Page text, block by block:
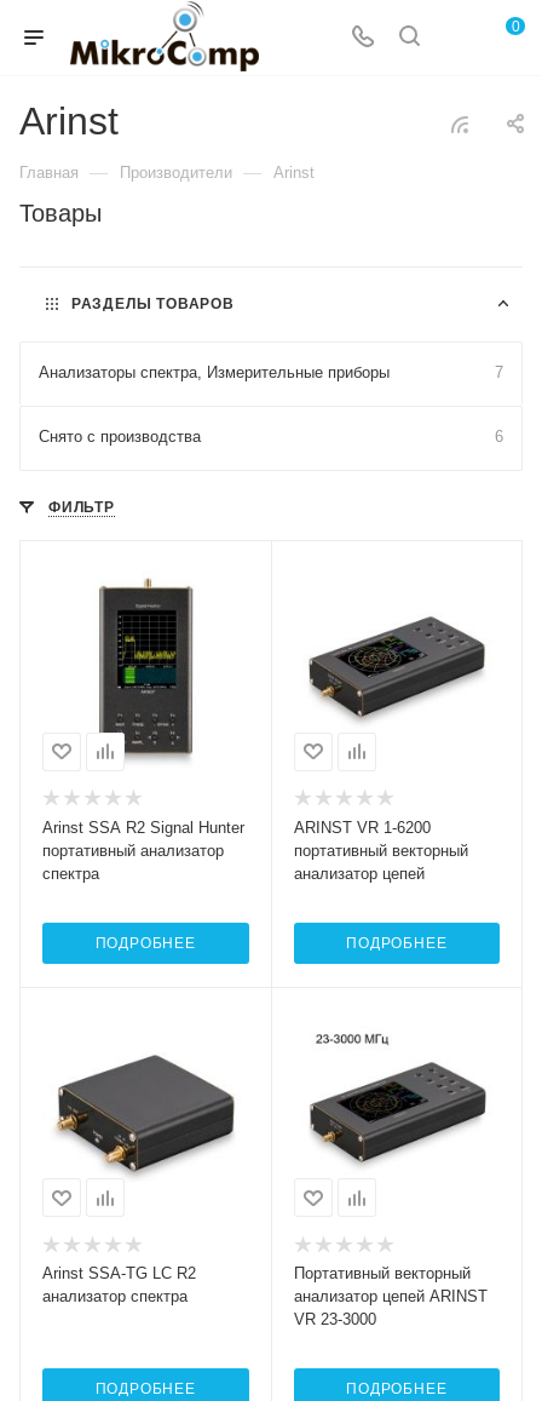
0
Arinst
Главная — Производители — Arinst
Товары
РАЗДЕЛЫ ТОВАРОВ
Анализаторы спектра, Измерительные приборы 7
Снято с производства 6
ФИЛЬТР
Arinst SSA R2 Signal Hunter
портативный анализатор
спектра
ПОДРОБНЕЕ
ARINST VR 1-6200
портативный векторный
анализатор цепей
ПОДРОБНЕЕ
Arinst SSA-TG LC R2
анализатор спектра
ПОДРОБНЕЕ
Портативный векторный
анализатор цепей ARINST
VR 23-3000
ПОДРОБНЕЕ